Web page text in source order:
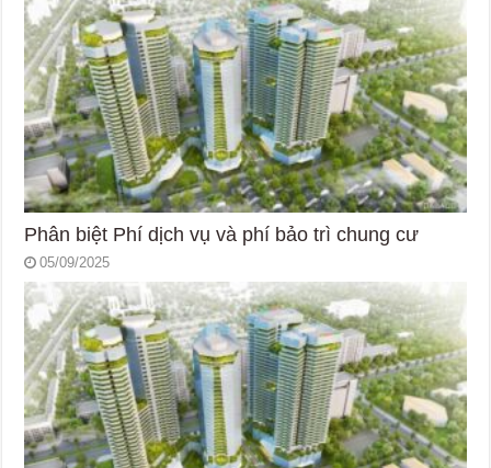
Phân biệt Phí dịch vụ và phí bảo trì chung cư
05/09/2025